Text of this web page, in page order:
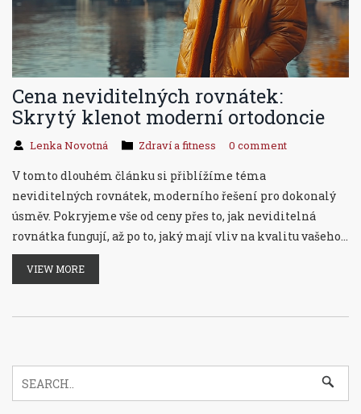
Cena neviditelných rovnátek:
Skrytý klenot moderní ortodoncie
Lenka Novotná Zdraví a fitness 0 comment
V tomto dlouhém článku si přiblížíme téma
neviditelných rovnátek, moderního řešení pro dokonalý
úsměv. Pokryjeme vše od ceny přes to, jak neviditelná
rovnátka fungují, až po to, jaký mají vliv na kvalitu vašeho
života. Prozkoumáme faktory ovlivňující cenu a
poskytneme tipy, jak vybrat to nejlepší řešení pro vaše
VIEW MORE